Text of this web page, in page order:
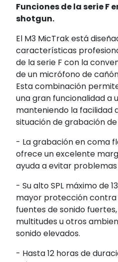
Funciones de la serie F
shotgun.
El M3 MicTrak está
características
de la serie F con la
de un micrófono de
Esta combinación
una gran funcionalidad a
manteniendo la facilidad
situación de grabación de
- La grabación en coma
ofrece un excelente
ayuda a evitar
- Su alto SPL máximo de
mayor protección contra
fuentes de sonido
multitudes u otros
sonido elevados.
- Hasta 12 horas de